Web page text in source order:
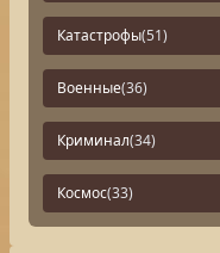
Катастрофы(51)
Военные(36)
Криминал(34)
Космос(33)